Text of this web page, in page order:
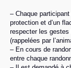
– Chaque
protection et d’un
respecter les
(rappelées par
– En cours de
entre chaque